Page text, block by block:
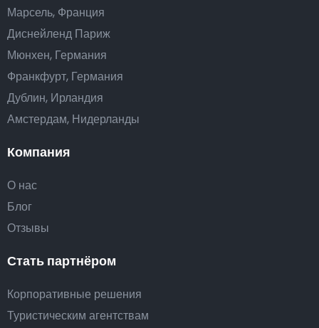
Компания
О нас
Блог
Отзывы
Стать партнёром
Корпоративные решения
Туристическим агентствам
Марсель, Франция
Диснейленд Париж
Мюнхен, Германия
Франкфурт, Германия
Дублин, Ирландия
Амстердам, Нидерланды